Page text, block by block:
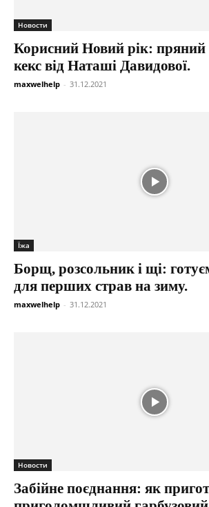
Новости
Корисний Новий рік: пряний
кекс від Наташі Давидової.
maxwelhelp - 31.12.2021
Їжа
Борщ, розсольник і щі:
для перших страв на зиму.
maxwelhelp - 31.12.2021
Новости
Забійне поєднання: як